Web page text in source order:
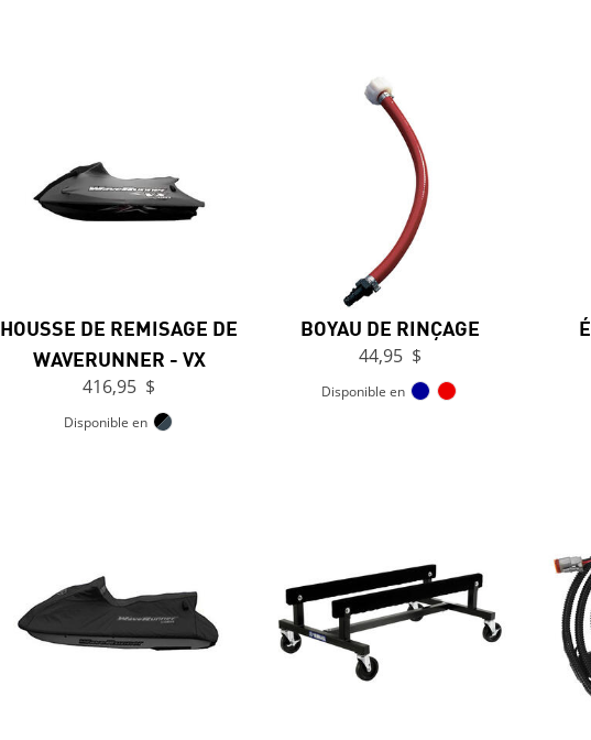
HOUSSE DE REMISAGE DE
WAVERUNNER - VX
416,95 $
Disponible en
BOYAU DE RINÇAGE
44,95 $
Disponible en